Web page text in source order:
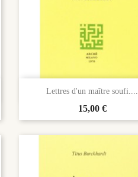
Lettres d'un maître soufi....
Prix
15,00 €
Aperçu rapide